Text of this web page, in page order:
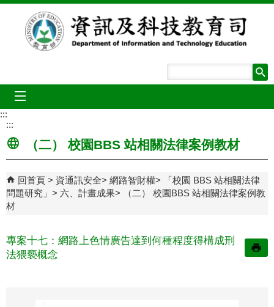
跳到主要內容區塊
:::
:::
（二） 校園BBS 站相關法律案例教材
回首頁 資通訊安全 網路智財權
「校園 BBS 站相關法律
問題研究」
六、計畫成果
（二） 校園BBS 站相關法律案例教
材
專案十七：網路上色情廣告達到何種程度得構成刑
法猥褻概念